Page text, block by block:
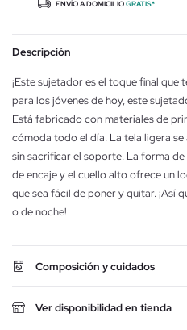
ENVÍO A DOMICILIOGRATIS*
Descripción
¡Este sujetador es el toque final que
para los jóvenes de hoy, este
Está fabricado con materiales de
cómoda todo el día. La tela ligera
sin sacrificar el soporte. La forma
de encaje y el cuello alto ofrece un
que sea fácil de poner y quitar. ¡Así
o de noche!
Composición y cuidados
Ver disponibilidad en tienda